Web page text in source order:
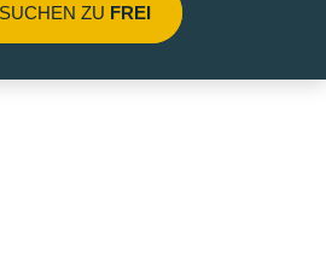
ZU FREI